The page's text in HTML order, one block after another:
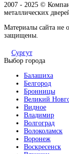
2007 - 2025 ©
металлических
Материалы сайта не
защищены.
Сургут
Выбор города
Балашиха
Белгород
Бронницы
Великий
Видное
Владимир
Волгоград
Волоколамск
Воронеж
Воскресенск